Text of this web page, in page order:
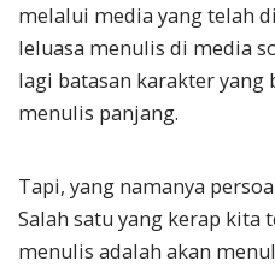
melalui media yang telah
leluasa menulis di media
lagi batasan karakter
menulis panjang.
Tapi, yang namanya
Salah satu yang kerap kita
menulis adalah akan